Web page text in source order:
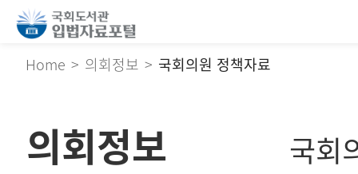
Home 의회정보 국회의원 정책자료
의회정보 국회